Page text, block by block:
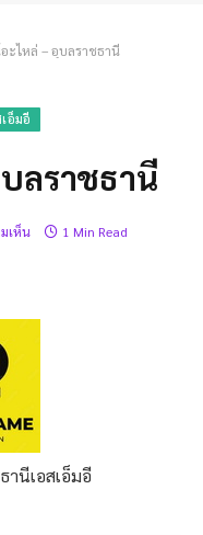
ะไหล่ – อุบลราชธานี
อ็มอี
ลราชธานี
เห็น 1 Min Read
านีเอสเอ็มอี